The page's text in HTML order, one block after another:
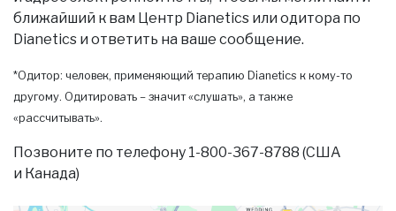
ближайший к вам Центр Dianetics или одитора по
Dianetics и ответить на ваше сообщение.
*Одитор: человек, применяющий терапию Dianetics к кому-то
другому. Одитировать – значит «слушать», а также
«рассчитывать».
Позвоните по телефону 1-800-367-8788 (США
и Канада)